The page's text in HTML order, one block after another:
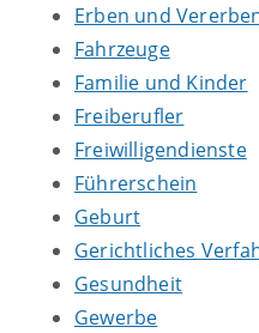
Erben und
Fahrzeuge
Familie und Kinder
Freiberufler
Freiwilligendienste
Führerschein
Geburt
Gerichtliches
Gesundheit
Gewerbe